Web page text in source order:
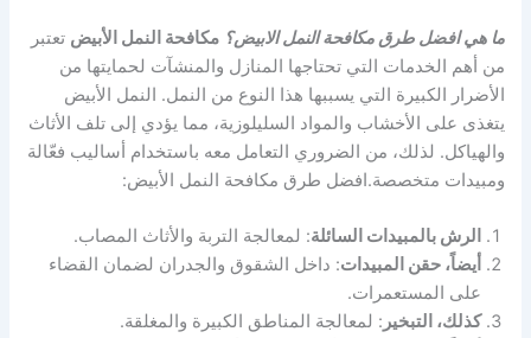
ما هي افضل طرق مكافحة النمل الابيض؟ مكافحة النمل الأبيض تعتبر
من أهم الخدمات التي تحتاجها المنازل والمنشآت لحمايتها من
الأضرار الكبيرة التي يسببها هذا النوع من النمل. النمل الأبيض
يتغذى على الأخشاب والمواد السليلوزية، مما يؤدي إلى تلف الأثاث
والهياكل. لذلك، من الضروري التعامل معه باستخدام أساليب فعّالة
ومبيدات متخصصة.افضل طرق مكافحة النمل الأبيض:
الرش بالمبيدات السائلة: لمعالجة التربة والأثاث المصاب.
أيضاً، حقن المبيدات: داخل الشقوق والجدران لضمان القضاء
على المستعمرات.
كذلك، التبخير : لمعالجة المناطق الكبيرة والمغلقة.